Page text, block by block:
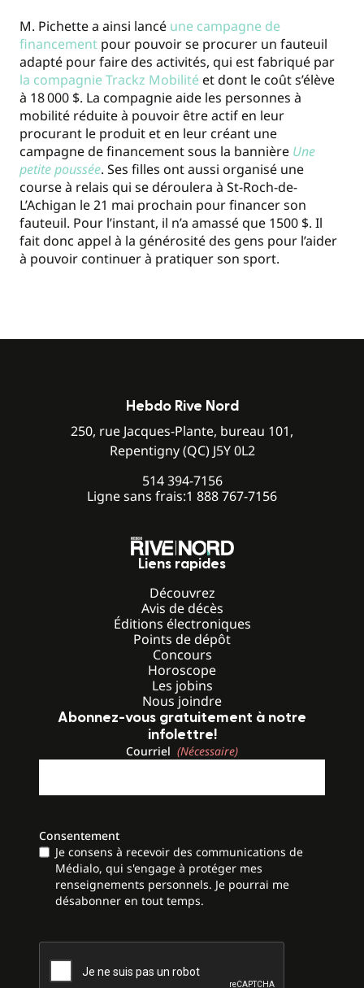
M. Pichette a ainsi lancé une campagne de
financement pour pouvoir se procurer un fauteuil
adapté pour faire des activités, qui est fabriqué par
la compagnie Trackz Mobilité et dont le coût s’élève
à 18 000 $. La compagnie aide les personnes à
mobilité réduite à pouvoir être actif en leur
procurant le produit et en leur créant une
campagne de financement sous la bannière Une
petite poussée. Ses filles ont aussi organisé une
course à relais qui se déroulera à St-Roch-de-
L’Achigan le 21 mai prochain pour financer son
fauteuil. Pour l’instant, il n’a amassé que 1500 $. Il
fait donc appel à la générosité des gens pour l’aider
à pouvoir continuer à pratiquer son sport.
Hebdo Rive Nord
250, rue Jacques-Plante, bureau 101,
Repentigny (QC) J5Y 0L2
514 394-7156
Ligne sans frais:1 888 767-7156
Liens rapides
Découvrez
Avis de décès
Éditions électroniques
Points de dépôt
Concours
Horoscope
Les jobins
Nous joindre
Abonnez-vous gratuitement à notre
infolettre!
Courriel (Nécessaire)
Consentement
Je consens à recevoir des communications de
Médialo, qui s'engage à protéger mes
renseignements personnels. Je pourrai me
désabonner en tout temps.